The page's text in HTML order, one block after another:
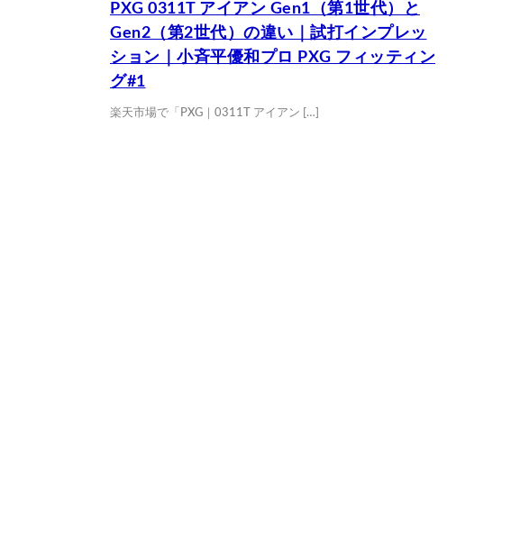
PXG 0311T アイアン Gen1（第1世代）と
Gen2（第2世代）の違い｜試打インプレッ
ション｜小斉平優和プロ PXG フィッティン
グ#1
楽天市場で「PXG｜0311T アイアン […]